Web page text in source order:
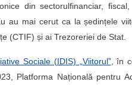
din sectorulfinanciar,
au mai cerut ca la ședințele
(CTIF) și ai Trezoreriei de Stat.
Sociale (IDIS) „Viitorul”, în
Platforma Națională pentru